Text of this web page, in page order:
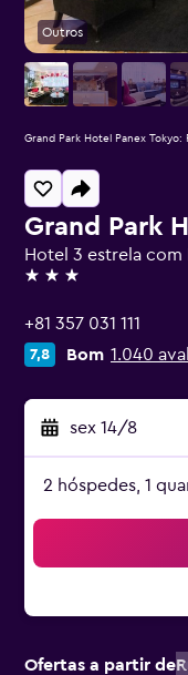
Grand Park
Hotel 3 estrela com
3 estrelas
+81 357 031 111
7,8 Bom 1.040
sex 14/8
2 hóspedes, 1
Ofertas a partir de
Outros
Grand Park Hotel Panex Tokyo: